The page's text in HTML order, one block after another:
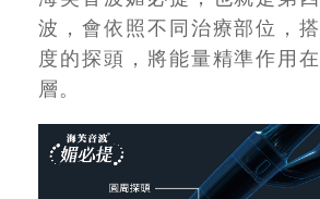
波，會依照不同治療部位，
度的探頭，將能量精準作用
層。